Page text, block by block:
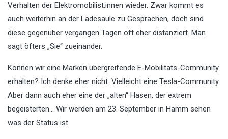
Verhalten der Elektromobilist:innen wieder. Zwar kommt es
auch weiterhin an der Ladesäule zu Gesprächen, doch sind
diese gegenüber vergangen Tagen oft eher distanziert. Man
sagt öfters „Sie“ zueinander.
Können wir eine Marken übergreifende E-Mobilitäts-Community
erhalten? Ich denke eher nicht. Vielleicht eine Tesla-Community.
Aber dann auch eher eine der „alten“ Hasen, der extrem
begeisterten… Wir werden am 23. September in Hamm sehen
was der Status ist.